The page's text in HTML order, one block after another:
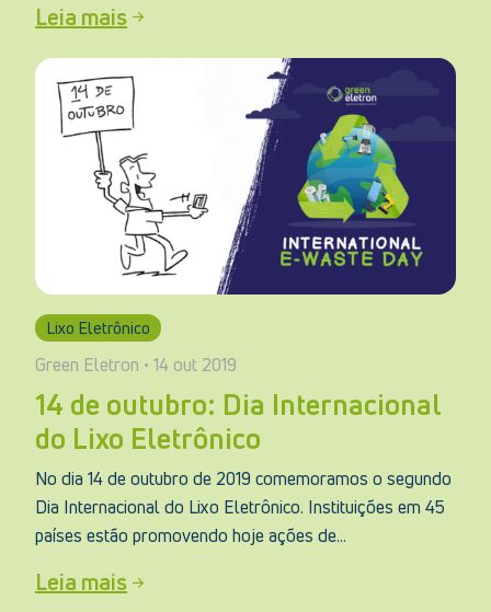
Leia mais
Lixo Eletrônico
Green Eletron • 14 out 2019
14 de outubro: Dia Internacional
do Lixo Eletrônico
No dia 14 de outubro de 2019 comemoramos o segundo
Dia Internacional do Lixo Eletrônico. Instituições em 45
países estão promovendo hoje ações de...
Leia mais